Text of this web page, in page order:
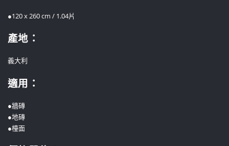
●120 x 260 cm / 1.04片
產地：
義大利
適用：
●牆磚
●地磚
●檯面